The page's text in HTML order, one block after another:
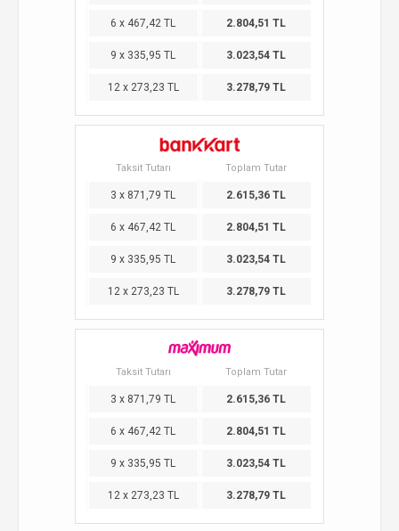
6 x 467,42 TL 2.804,51 TL
9 x 335,95 TL 3.023,54 TL
12 x 273,23 TL 3.278,79 TL
Taksit Tutarı Toplam Tutar
3 x 871,79 TL 2.615,36 TL
6 x 467,42 TL 2.804,51 TL
9 x 335,95 TL 3.023,54 TL
12 x 273,23 TL 3.278,79 TL
Taksit Tutarı Toplam Tutar
3 x 871,79 TL 2.615,36 TL
6 x 467,42 TL 2.804,51 TL
9 x 335,95 TL 3.023,54 TL
12 x 273,23 TL 3.278,79 TL